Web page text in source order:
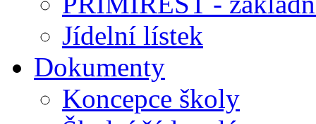
Jídelní lístek
Dokumenty
Koncepce školy